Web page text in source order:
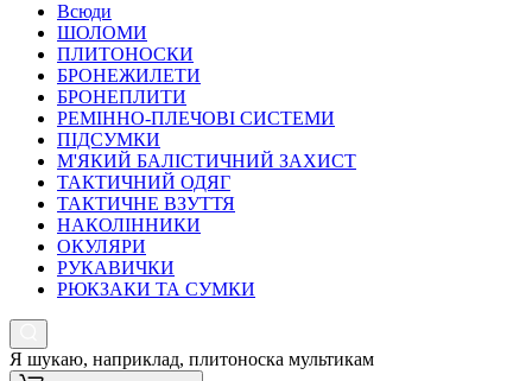
Всюди
ШОЛОМИ
ПЛИТОНОСКИ
БРОНЕЖИЛЕТИ
БРОНЕПЛИТИ
РЕМІННО-ПЛЕЧОВІ СИСТЕМИ
ПІДСУМКИ
М'ЯКИЙ БАЛІСТИЧНИЙ ЗАХИСТ
ТАКТИЧНИЙ ОДЯГ
ТАКТИЧНЕ ВЗУТТЯ
НАКОЛІННИКИ
ОКУЛЯРИ
РУКАВИЧКИ
РЮКЗАКИ ТА СУМКИ
Я шукаю, наприклад, плитоноска мультикам